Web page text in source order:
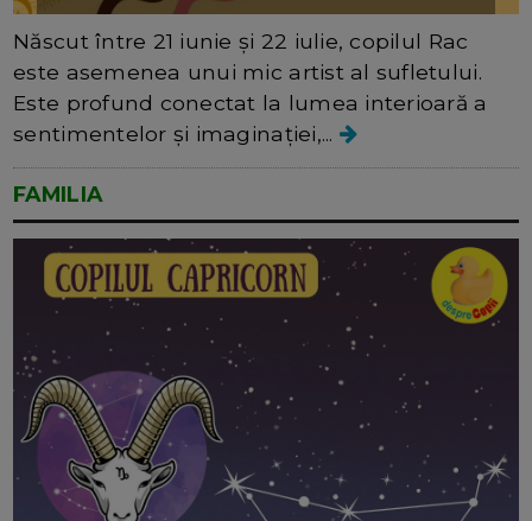
Născut între 21 iunie și 22 iulie, copilul Rac
este asemenea unui mic artist al sufletului.
Este profund conectat la lumea interioară a
sentimentelor și imaginației,...
FAMILIA